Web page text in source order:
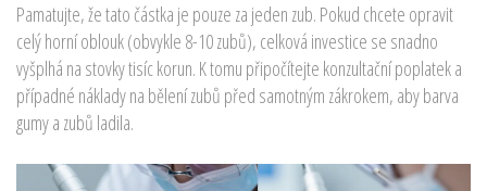
Pamatujte, že tato částka je pouze za jeden zub. Pokud chcete opravit
celý horní oblouk (obvykle 8-10 zubů), celková investice se snadno
vyšplhá na stovky tisíc korun. K tomu připočítejte konzultační poplatek a
případné náklady na bělení zubů před samotným zákrokem, aby barva
gumy a zubů ladila.